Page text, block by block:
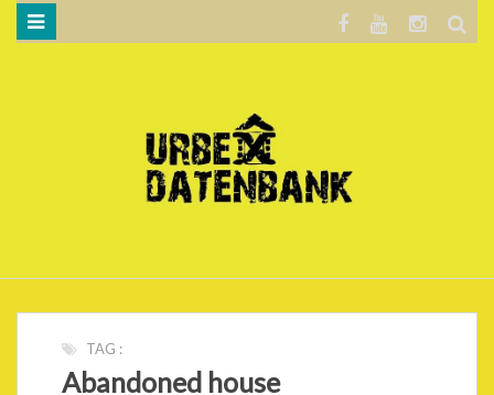
DATENSCHUTZERKLÄRUNG
TAG :
Abandoned house